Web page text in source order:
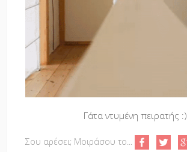
Γάτα ντυμένη πειρατής :)
Σου αρέσει; Μοιράσου το...